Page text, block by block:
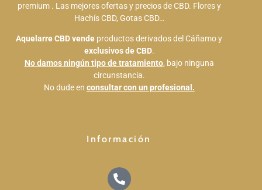
premium . Las mejores ofertas y precios de CBD. Flores y
Hachís CBD, Gotas CBD…
Aquelarre CBDvende productos derivados del Cáñamo y
exclusivos de CBD.
No damos ningún tipo de tratamiento, bajo ninguna
circunstancia.
No dude en consultar con un profesional.
Información